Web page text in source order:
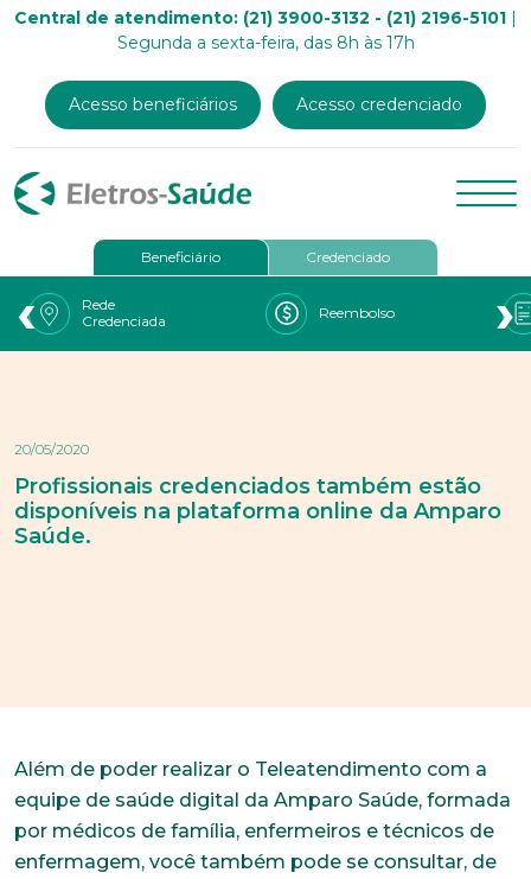
Central de atendimento: (21) 3900-3132 - (21) 2196-5101 |
Segunda a sexta-feira, das 8h às 17h
Acesso beneficiários Acesso credenciado
Beneficiário Credenciado
Rede
Credenciada
Reembolso
‹ ›
20/05/2020
Profissionais credenciados também estão
disponíveis na plataforma online da Amparo
Saúde.
Além de poder realizar o Teleatendimento com a
equipe de saúde digital da Amparo Saúde, formada
por médicos de família, enfermeiros e técnicos de
enfermagem, você também pode se consultar, de